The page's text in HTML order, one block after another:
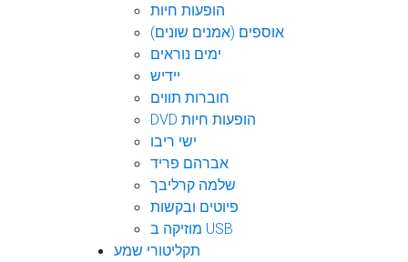
הופעות חיות
אוספים (אמנים שונים)
ימים נוראים
יידיש
חוברות תווים
DVD הופעות חיות
ישי ריבו
אברהם פריד
שלמה קרליבך
פיוטים ובקשות
מוזיקה ב USB
תקליטורי שמע